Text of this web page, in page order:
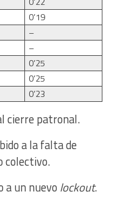
0’19
–
–
0’25
0’25
0’23
cierre patronal.
a la falta de
colectivo.
a un nuevo lockout.